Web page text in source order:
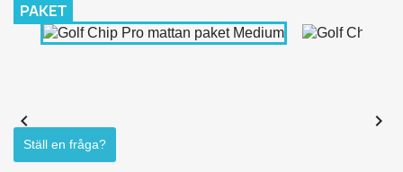
PAKET
Ställ en fråga?
 